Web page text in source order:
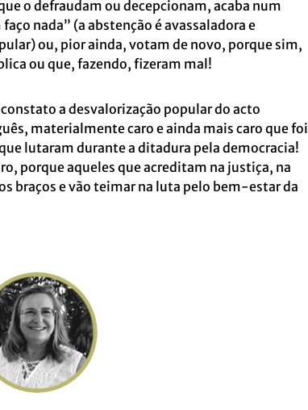
o defraudam ou decepcionam, acaba num
nada” (a abstenção é avassaladora e
ou, pior ainda, votam de novo, porque sim,
ou que, fazendo, fizeram mal!
a desvalorização popular do acto
materialmente caro e ainda mais caro que foi
lutaram durante a ditadura pela democracia!
porque aqueles que acreditam na justiça, na
braços e vão teimar na luta pelo bem-estar da